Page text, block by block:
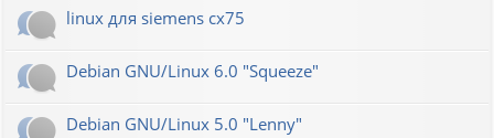
linux для siemens cx75
Debian GNU/Linux 6.0 "Squeeze"
Debian GNU/Linux 5.0 "Lenny"